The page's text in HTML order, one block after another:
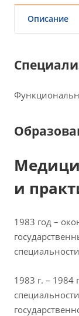
Описание
и
1983 год –
1983 г. – 1984